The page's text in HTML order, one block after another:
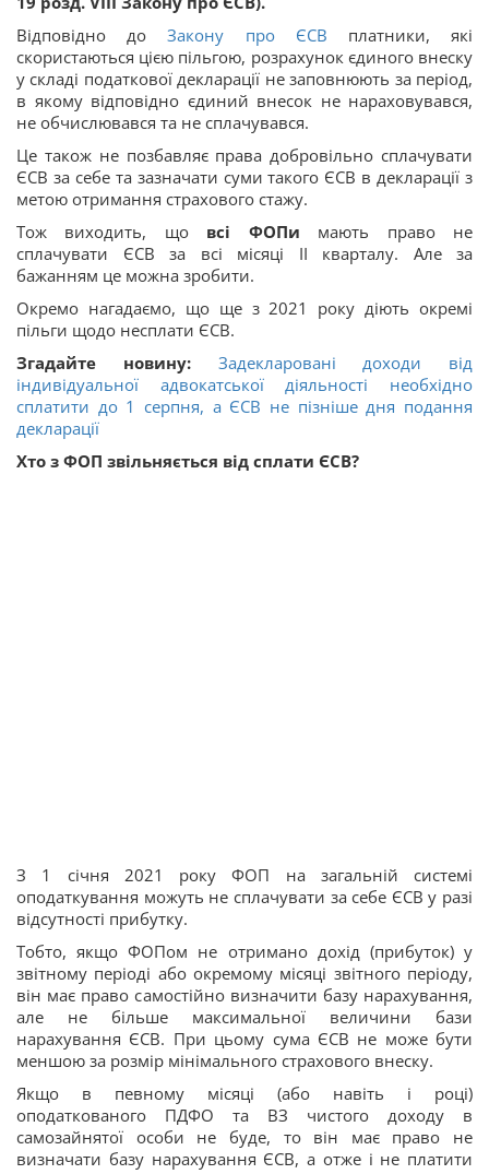
Відповідно доЗакону про ЄСВ платники, які
скористаються цією пільгою, розрахунок єдиного внеску
у складі податкової декларації не заповнюють за період,
в якому відповідно єдиний внесок не нараховувався,
не обчислювався та не сплачувався.
Це також не позбавляє права добровільно сплачувати
ЄСВ за себе та зазначати суми такого ЄСВ в декларації з
метою отримання страхового стажу.
Тож виходить, що всі ФОПи мають право не
сплачувати ЄСВ за всі місяці ІІ кварталу. Але за
бажанням це можна зробити.
Окремо нагадаємо, що ще з 2021 року діють окремі
пільги щодо несплати ЄСВ.
Згадайте новину: Задекларовані доходи від
індивідуальної адвокатської діяльності необхідно
сплатити до 1 серпня, а ЄСВ не пізніше дня подання
декларації
Хто з ФОП звільняється від сплати ЄСВ?
З 1 січня 2021 року ФОП на загальній системі
оподаткування можуть не сплачувати за себе ЄСВ у разі
відсутності прибутку.
Тобто, якщо ФОПом не отримано дохід (прибуток) у
звітному періоді або окремому місяці звітного періоду,
він має право самостійно визначити базу нарахування,
але не більше максимальної величини бази
нарахування ЄСВ. При цьому сума ЄСВ не може бути
меншою за розмір мінімального страхового внеску.
Якщо в певному місяці (або навіть і році)
оподаткованого ПДФО та ВЗ чистого доходу в
самозайнятої особи не буде, то він має право не
визначати базу нарахування ЄСВ, а отже і не платити